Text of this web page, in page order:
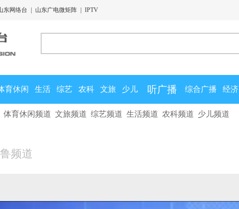
东网络台 山东广电微矩阵 IPTV
育休闲 生活 综艺 农科 文旅 少儿 听广播 综合广播 经济
体育休闲频道 文旅频道 综艺频道 生活频道 农科频道 少儿频道
频道